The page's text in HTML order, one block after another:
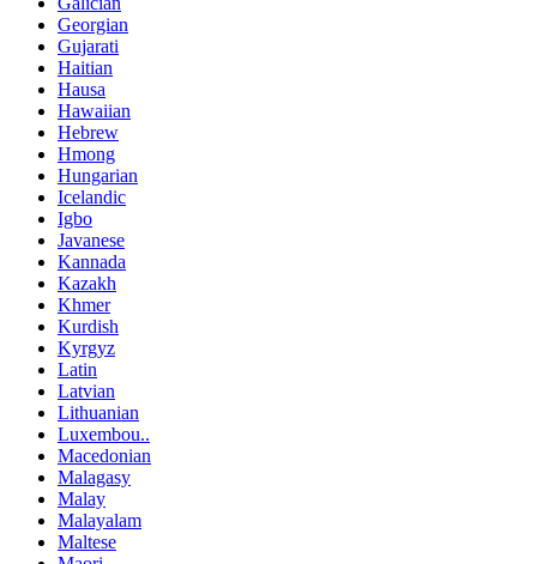
Georgian
Gujarati
Haitian
Hausa
Hawaiian
Hebrew
Hmong
Hungarian
Icelandic
Igbo
Javanese
Kannada
Kazakh
Khmer
Kurdish
Kyrgyz
Latin
Latvian
Lithuanian
Luxembou..
Macedonian
Malagasy
Malay
Malayalam
Maltese